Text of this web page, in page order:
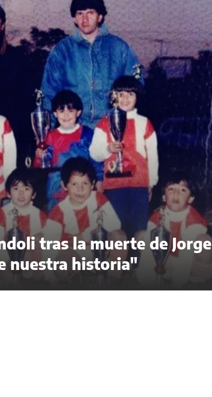
tras la muerte de Jorge
nuestra historia"